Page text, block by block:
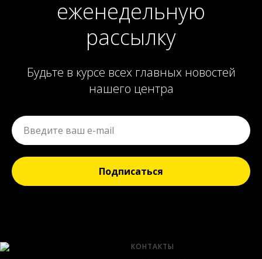
еженедельную
рассылку
Будьте в курсе всех главных новостей
нашего центра
Подписаться
КОНТАКТЫ